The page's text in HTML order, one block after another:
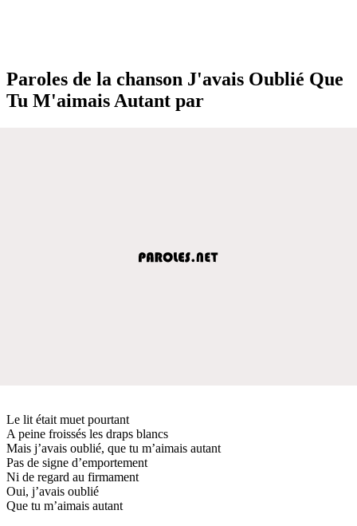
Paroles de la chanson J'avais Oublié Que
Tu M'aimais Autant par
Le lit était muet pourtant
A peine froissés les draps blancs
Mais j’avais oublié, que tu m’aimais autant
Pas de signe d’emportement
Ni de regard au firmament
Oui, j’avais oublié
Que tu m’aimais autant